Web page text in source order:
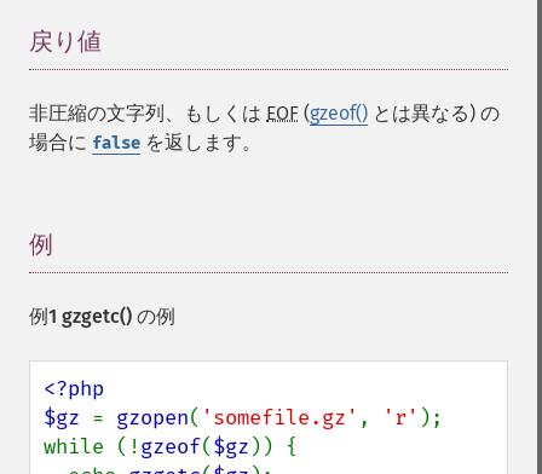
戻り値
非圧縮の文字列、もしくは EOF (gzeof() とは異なる) の
場合に false を返します。
例
例1 gzgetc() の例
<?php
$gz = gzopen( 'somefile.gz' , 'r' );
while (!gzeof($gz )) {